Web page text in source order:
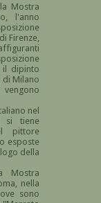
Mostra
l'anno
Firenze,
il dipinto
di Milano
nel
si tiene
pittore
esposte
della
Mostra
nella
sono